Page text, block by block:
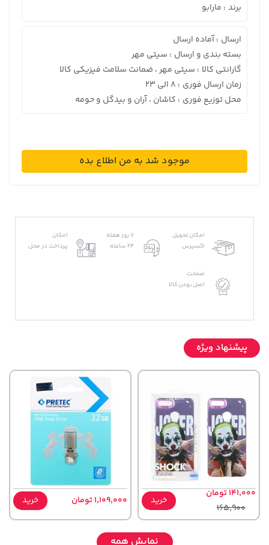
برند : مارابو
ارسال : آماده ارسال
بسته بندی و ارسال : سیتی مهر
گارانتی کالا : سیتی مهر ، ضمانت سلامت فیزیکی کالا
زمان ارسال فوری : 8 الی 23
محل توزیع فوری : کاشان ، آران و بیدگل و حومه
موجود شد به من اطلاع بده
امکان تحویل
اکسپرس
7 روز هفته
24 ساعته
امکان
پرداخت در محل
ضمانت
اصل بودن کالا
پیشنهاد ویژه
141,000 تومان
165,900
خرید 1,109,000 تومان خرید
نمایش همه